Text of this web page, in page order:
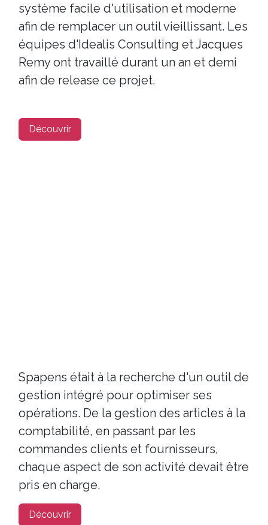
système facile d'utilisation et moderne
afin de remplacer un outil vieillissant. Les
équipes d'Idealis Consulting et Jacques
Remy ont travaillé durant un an et demi
afin de release ce projet.
Découvrir
Spapens était à la recherche d'un outil de
gestion intégré pour optimiser ses
opérations. De la gestion des articles à la
comptabilité, en passant par les
commandes clients et fournisseurs,
chaque aspect de son activité devait être
pris en charge.
Découvrir